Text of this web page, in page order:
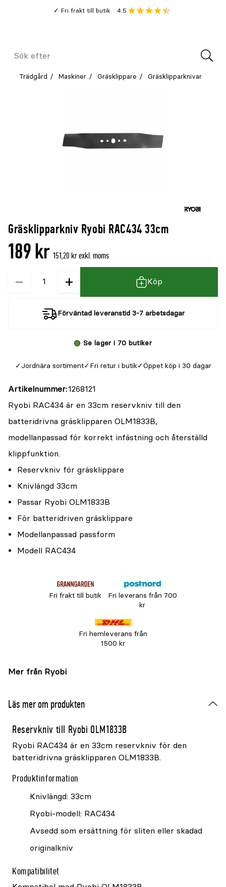
Fri frakt till butik
Genomsnitt
4.5
Meny
Sök
Trädgård Maskiner Gräsklippare Gräsklipparknivar
Gräsklipparkniv Ryobi RAC434 33cm
189 kr 151,20 kr exkl. moms
−
Kvantitet + Köp
Förväntad leveranstid 3-7 arbetsdagar
Se lager i 70 butiker
Jordnära sortiment Fri retur i butik Öppet köp i 30 dagar
Artikelnummer 1268121
Ryobi RAC434 är en 33cm reservkniv till den
batteridrivna gräsklipparen OLM1833B,
modellanpassad för korrekt infästning och återställd
klippfunktion.
Reservkniv för gräsklippare
Knivlängd 33cm
Passar Ryobi OLM1833B
För batteridriven gräsklippare
Modellanpassad passform
Modell RAC434
Fri frakt till butik
Fri leverans från 700
kr
Fri hemleverans från
1500 kr
Mer från Ryobi
Läs mer om produkten
Reservkniv till Ryobi OLM1833B
Ryobi RAC434 är en 33cm reservkniv för den
batteridrivna gräsklipparen OLM1833B.
Produktinformation
Knivlängd: 33cm
Ryobi-modell: RAC434
Avsedd som ersättning för sliten eller skadad
originalkniv
Kompatibilitet